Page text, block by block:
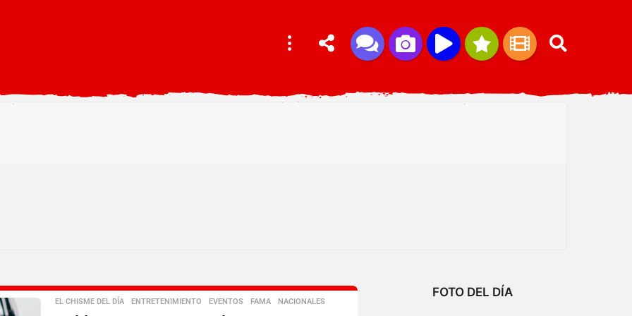
EL CHISME DEL DÍA ,ENTRETENIMIENTO ,EVENTOS ,FAMA ,NACIONALES
FOTO DEL DÍA